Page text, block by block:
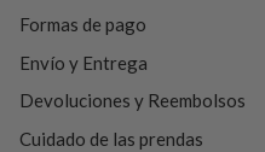
Formas de pago
Envío y Entrega
Devoluciones y Reembolsos
Cuidado de las prendas